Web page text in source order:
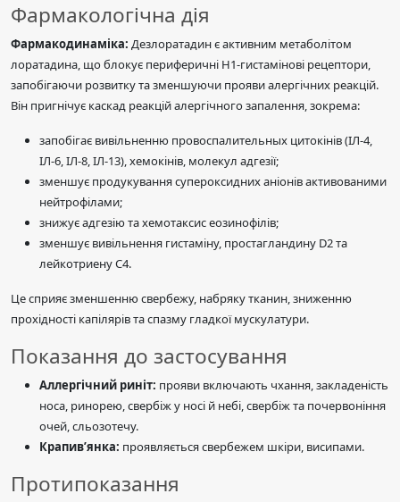
Фармакологічна дія
Фармакодинаміка: Дезлоратадин є активним метаболітом
лоратадина, що блокує периферичні H1-гистамінові рецептори,
запобігаючи розвитку та зменшуючи прояви алергічних реакцій.
Він пригнічує каскад реакцій алергічного запалення, зокрема:
запобігає вивільненню провоспалительных цитокінів (ІЛ-4,
ІЛ-6, ІЛ-8, ІЛ-13), хемокінів, молекул адгезії;
зменшує продукування супероксидних аніонів активованими
нейтрофілами;
знижує адгезію та хемотаксис еозинофілів;
зменшує вивільнення гистаміну, простагландину D2 та
лейкотриену C4.
Це сприяє зменшенню свербежу, набряку тканин, зниженню
прохідності капілярів та спазму гладкої мускулатури.
Показання до застосування
Аллергічний риніт: прояви включають чхання, закладеність
носа, ринорею, свербіж у носі й небі, свербіж та почервоніння
очей, сльозотечу.
Крапив’янка: проявляється свербежем шкіри, висипами.
Протипоказання